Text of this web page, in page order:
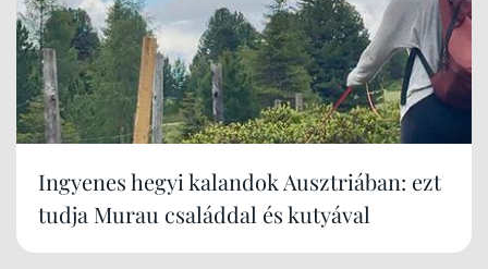
Ingyenes hegyi kalandok Ausztriában: ezt
tudja Murau családdal és kutyával